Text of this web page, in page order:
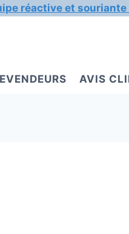
réactive et
AVIS